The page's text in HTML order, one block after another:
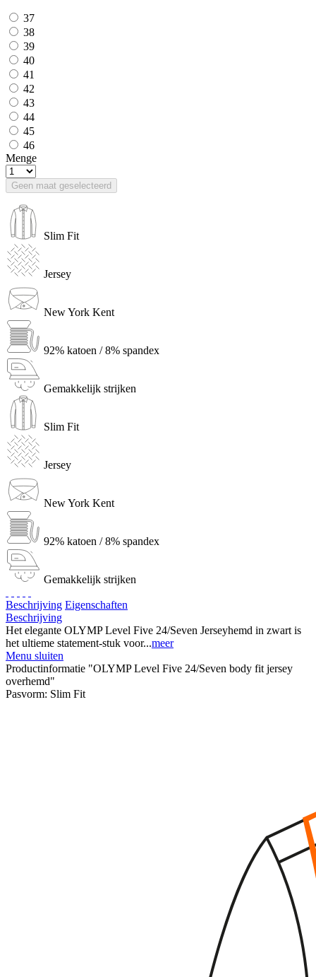
37
38
39
40
41
42
43
44
45
46
Menge
Geen maat geselecteerd
Slim Fit
Jersey
New York Kent
92% katoen / 8% spandex
Gemakkelijk strijken
Slim Fit
Jersey
New York Kent
92% katoen / 8% spandex
Gemakkelijk strijken
Beschrijving Eigenschaften
Beschrijving
Het elegante OLYMP Level Five 24/Seven Jerseyhemd in zwart is
het ultieme statement-stuk voor...meer
Menu sluiten
Productinformatie "OLYMP Level Five 24/Seven body fit jersey
overhemd"
Pasvorm: Slim Fit